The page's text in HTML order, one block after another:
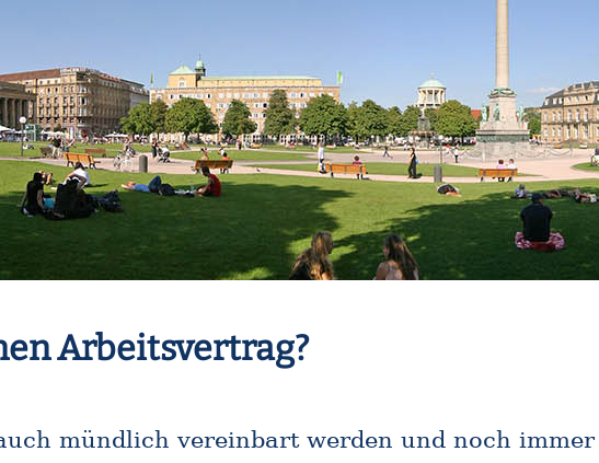
Arbeitsvertrag?
mündlich vereinbart werden und noch immer